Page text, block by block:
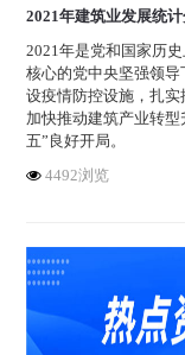
2021年建筑业发展统
2021年是党和国家历
核心的党中央坚强领
设疫情防控设施，扎实
加快推动建筑产业转
五”良好开局。
4492浏览